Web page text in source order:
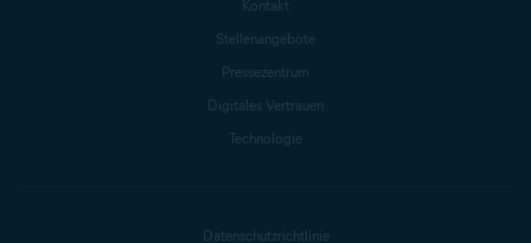
Kontakt
Stellenangebote
Pressezentrum
Digitales Vertrauen
Technologie
Datenschutzrichtlinie